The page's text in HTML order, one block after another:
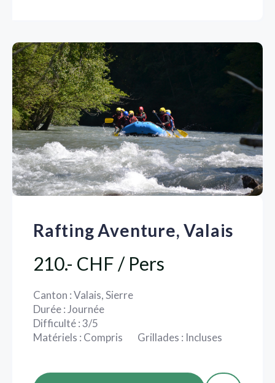
Rafting Aventure, Valais
210.- CHF / Pers
Canton : Valais, Sierre
Durée : Journée
Difficulté : 3/5
Matériels : Compris Grillades : Incluses